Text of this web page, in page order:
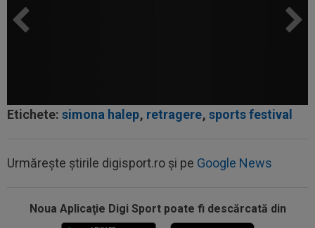
Etichete: simona halep, retragere, sports festival
Urmărește știrile digisport.ro și pe Google News
Noua Aplicaţie Digi Sport poate fi descărcată din
18:00, DGS 1. Programul complet...